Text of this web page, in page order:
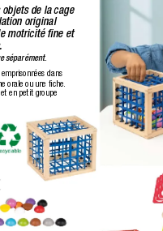
dans
orale ou une ﬁche.
en petit groupe
de la cage
original
motricité ﬁne et
séparément.